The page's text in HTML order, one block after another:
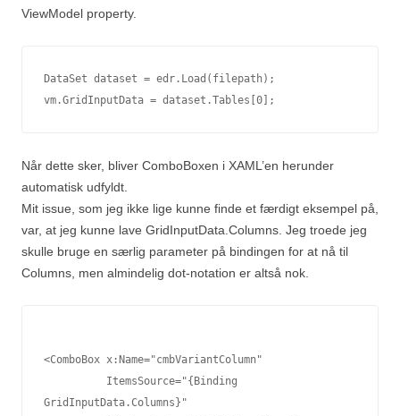
ViewModel property.
DataSet dataset = edr.Load(filepath);
vm.GridInputData = dataset.Tables[0];
Når dette sker, bliver ComboBoxen i XAML’en herunder
automatisk udfyldt.
Mit issue, som jeg ikke lige kunne finde et færdigt eksempel på,
var, at jeg kunne lave GridInputData.Columns. Jeg troede jeg
skulle bruge en særlig parameter på bindingen for at nå til
Columns, men almindelig dot-notation er altså nok.
<ComboBox x:Name="cmbVariantColumn"
GridInputData.Columns}"